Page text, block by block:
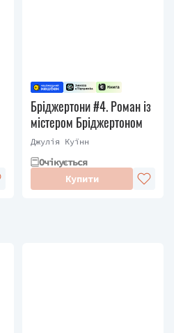
Бріджертони #4. Роман із
містером Бріджертоном
Джулія Куїнн
Очікується
Купити